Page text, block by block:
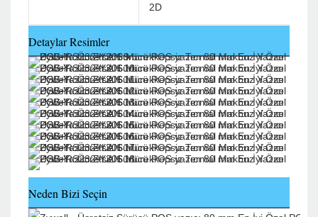
2D
Detaylar Resimler
Neden Bizi Seçin